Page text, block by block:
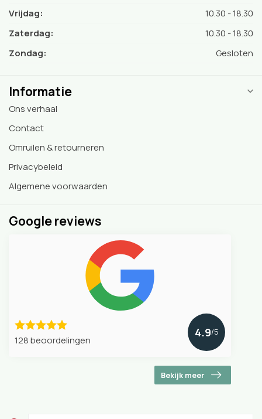
Vrijdag:
10.30 - 18.30
Zaterdag:
10.30 - 18.30
Zondag:
Gesloten
Informatie
Ons verhaal
Contact
Omruilen & retourneren
Privacybeleid
Algemene voorwaarden
Google reviews
128 beoordelingen
4.9/5
Bekijk meer